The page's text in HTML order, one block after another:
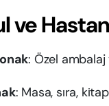
ve
: Özel ambalaj
: Masa, sıra,